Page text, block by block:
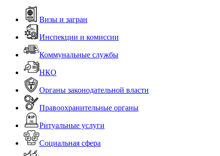
Визы и загран
Инспекции и комиссии
Коммунальные службы
НКО
Органы законодательной власти
Правоохранительные органы
Ритуальные услуги
Социальная сфера